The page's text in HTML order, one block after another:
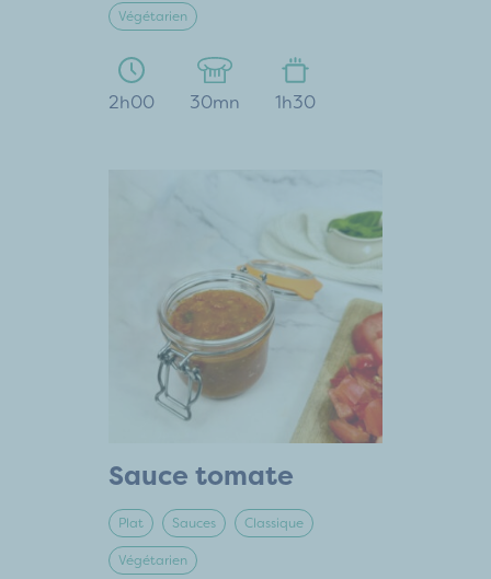
Végétarien
2h00 30mn 1h30
Sauce tomate
Plat Sauces Classique
Végétarien